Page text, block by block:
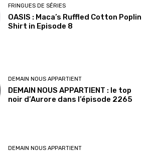
FRINGUES DE SÉRIES
OASIS : Maca’s Ruffled Cotton Poplin
Shirt in Episode 8
DEMAIN NOUS APPARTIENT
DEMAIN NOUS APPARTIENT : le top
noir d’Aurore dans l’épisode 2265
DEMAIN NOUS APPARTIENT